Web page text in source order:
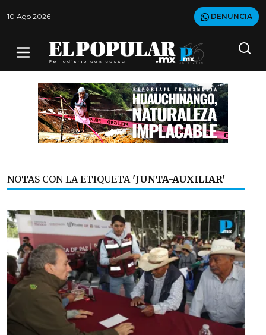
10 Ago 2026 DENUNCIA
NOTAS CON LA ETIQUETA 'JUNTA-AUXILIAR'